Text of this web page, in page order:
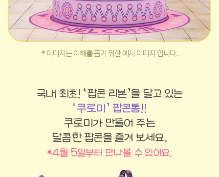
* 이미지는 이해를 돕기 위한 예시 이미지 입니다.
국내 최초! ‘팝콘 리본’을 달고 있는
‘쿠로미’ 팝콘통!!
쿠로미가 만들어 주는
달콤한 팝콘을 즐겨 보세요.
*4월 5일부터 만나볼 수 있어요.